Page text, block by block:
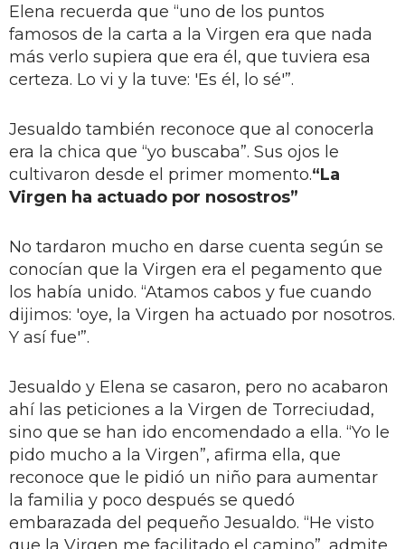
Elena recuerda que “uno de los puntos
famosos de la carta a la Virgen era que nada
más verlo supiera que era él, que tuviera esa
certeza. Lo vi y la tuve: 'Es él, lo sé'”.
Jesualdo también reconoce que al conocerla
era la chica que “yo buscaba”. Sus ojos le
cultivaron desde el primer momento.“La
Virgen ha actuado por nosostros”
No tardaron mucho en darse cuenta según se
conocían que la Virgen era el pegamento que
los había unido. “Atamos cabos y fue cuando
dijimos: 'oye, la Virgen ha actuado por nosotros.
Y así fue'”.
Jesualdo y Elena se casaron, pero no acabaron
ahí las peticiones a la Virgen de Torreciudad,
sino que se han ido encomendado a ella. “Yo le
pido mucho a la Virgen”, afirma ella, que
reconoce que le pidió un niño para aumentar
la familia y poco después se quedó
embarazada del pequeño Jesualdo. “He visto